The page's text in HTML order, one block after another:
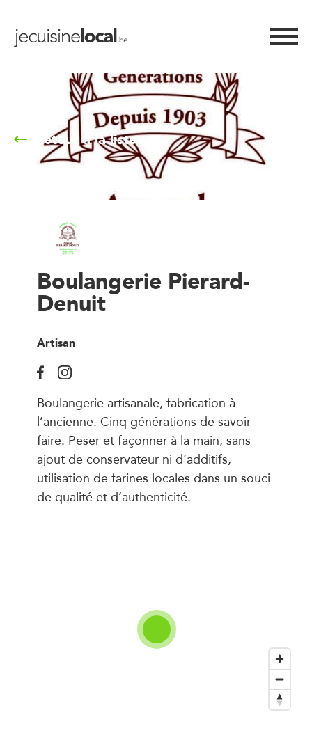
Retour à la liste
Boulangerie Pierard-
Denuit
Artisan
Boulangerie artisanale, fabrication à
l’ancienne. Cinq générations de savoir-
faire. Peser et façonner à la main, sans
ajout de conservateur ni d’additifs,
utilisation de farines locales dans un souci
de qualité et d’authenticité.